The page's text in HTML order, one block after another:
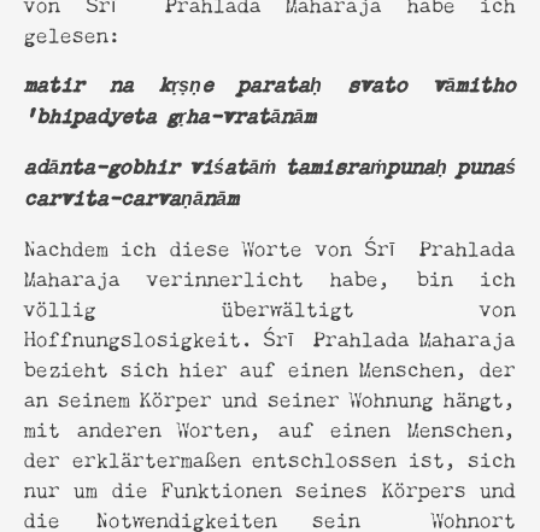
gelesen:
matir na kṛṣṇe parataḥ svato vāmitho
’bhipadyeta gṛha-vratānām
adānta-gobhir viśatāṁ tamisraṁpunaḥ punaś
carvita-carvaṇānām
Nachdem ich diese Worte von Śrī Prahlada
Maharaja verinnerlicht habe, bin ich
völlig überwältigt von
Hoffnungslosigkeit. Śrī Prahlada Maharaja
bezieht sich hier auf einen Menschen, der
an seinem Körper und seiner Wohnung hängt,
mit anderen Worten, auf einen Menschen,
der erklärtermaßen entschlossen ist, sich
nur um die Funktionen seines Körpers und
die Notwendigkeiten sein Wohnort